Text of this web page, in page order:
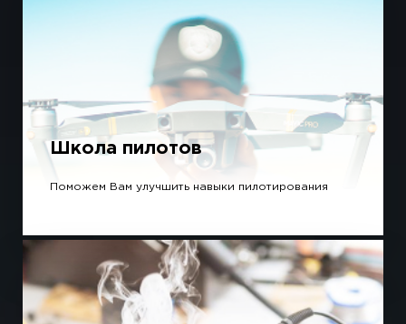
Школа пилотов
Поможем Вам улучшить навыки пилотирования